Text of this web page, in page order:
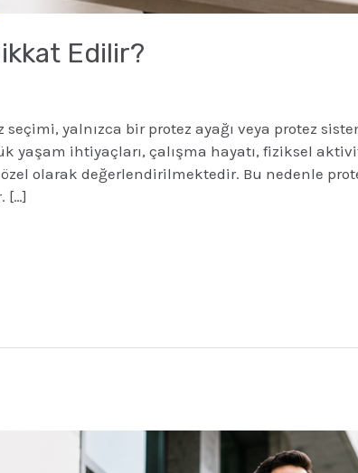
Edilir?
yalnızca bir protez ayağı veya protez
yaşam ihtiyaçları, çalışma hayatı, fiziksel
olarak değerlendirilmektedir. Bu nedenle
[…]